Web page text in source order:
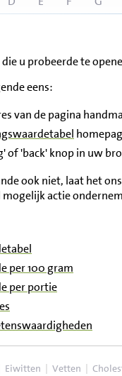
die u probeerde te
eens:
van de pagina
of 'back' knop in uw
ook niet, laat het
mogelijk actie
per 100 gram
per portie
Eiwitten | Vetten |